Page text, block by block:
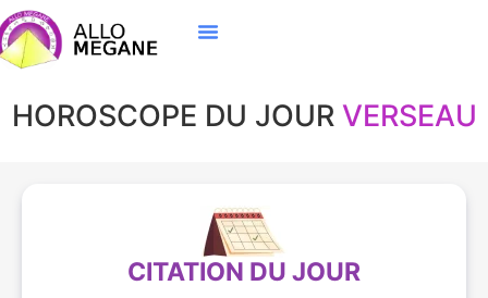
HOROSCOPE DU JOUR VERSEAU
CITATION DU JOUR